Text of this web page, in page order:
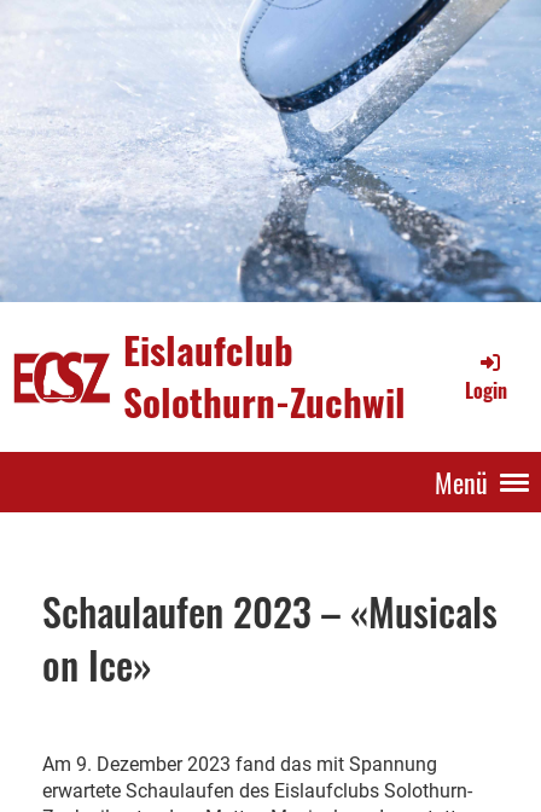
Eislaufclub
Solothurn-Zuchwil
Login
Menü
Schaulaufen 2023 – «Musicals
on Ice»
Am 9. Dezember 2023 fand das mit Spannung
erwartete Schaulaufen des Eislaufclubs Solothurn-